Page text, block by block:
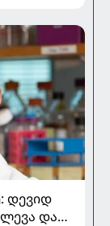
დევიდ
და